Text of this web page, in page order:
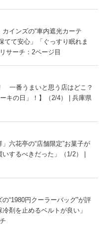
インズの“車内遮光カーテ
て安心」「ぐっすり眠れま
サーチ：2ページ目
一番うまいと思う店はどこ？
キの日」！】（2/4） | 兵庫県
六花亭の“店舗限定”お菓子が
するべきだった」（1/2） |
“1980円クーラーバッグ”が評
剤を止めるベルトが良い」